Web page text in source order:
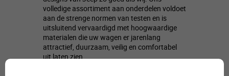
volledige assortiment aan onderdelen voldoet
aan de strenge normen van testen en is
uitsluitend vervaardigd met hoogwaardige
materialen die uw wagen er jarenlang
attractief, duurzaam, veilig en comfortabel
uit laten zien..